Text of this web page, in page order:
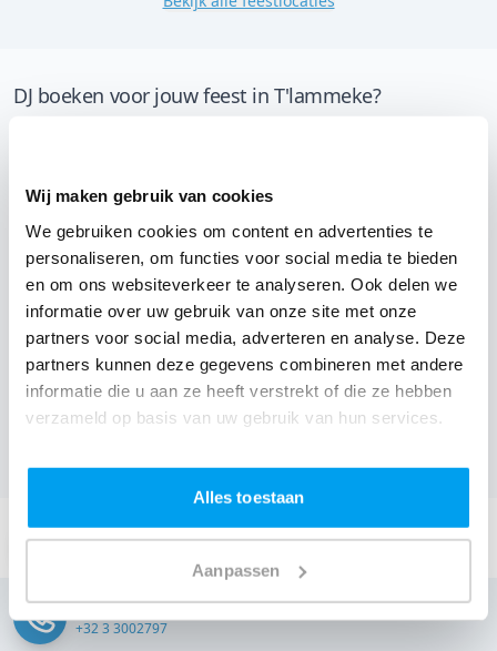
Wij maken gebruik van cookies
We gebruiken cookies om content en advertenties te
personaliseren, om functies voor social media te bieden
en om ons websiteverkeer te analyseren. Ook delen we
informatie over uw gebruik van onze site met onze
partners voor social media, adverteren en analyse. Deze
partners kunnen deze gegevens combineren met andere
informatie die u aan ze heeft verstrekt of die ze hebben
verzameld op basis van uw gebruik van hun services.
Alles toestaan
Aanpassen
DJ boeken voor jouw feest in T'lammeke?
reserve DJ. Wij zorgen dat het goed komt. Maar voordat
je een DJ voor jouw feest gaat boeken, wil je natuurlijk
weten wat het kost.
EenDJ boeken uit Oost-Vlaanderen was nog nooit zo
makkelijk. Daarom kun je bij ons online de prijs
berekenen voor jouw feest. Ook kun je nu boeken of
een vrijblijvende offerte aanvragen.Boek de beste DJ uit
en omgeving, en check dus nu
jouw DJ.
Stuur een email:
Bellen:
+32 3 3002797